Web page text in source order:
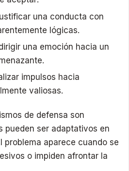
una conducta con
lógicas.
una emoción hacia un
impulsos hacia
valiosas.
de defensa son
pueden ser adaptativos en
problema aparece cuando se
o impiden afrontar la